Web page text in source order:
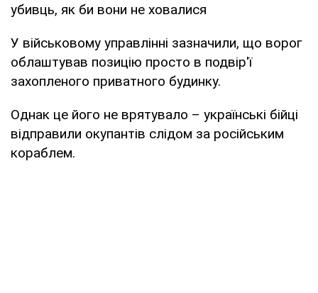
убивць, як би вони не ховалися
У військовому управлінні зазначили, що ворог
облаштував позицію просто в подвір'ї
захопленого приватного будинку.
Однак це його не врятувало – українські бійці
відправили окупантів слідом за російським
кораблем.